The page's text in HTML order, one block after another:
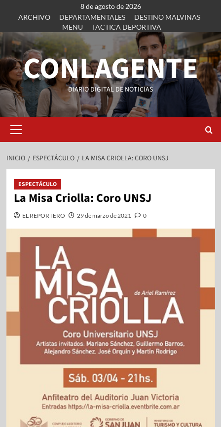
8 de agosto de 2026
ARCHIVO
DEPARTAMENTALES
DESTINO MALVINAS
MENU
TACTICA DEPORTIVA
CONLAGENTE
DIARIO DIGITAL DE NOTICIAS
INICIO ESPECTÁCULO LA MISA CRIOLLA: CORO UNSJ
ESPECTÁCULO
La Misa Criolla: Coro UNSJ
EL REPORTERO 29 de marzo de 2021 0